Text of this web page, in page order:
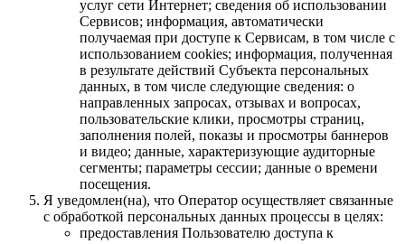
услуг сети Интернет; сведения об использовании
Сервисов; информация, автоматически
получаемая при доступе к Сервисам, в том числе с
использованием cookies; информация, полученная
в результате действий Субъекта персональных
данных, в том числе следующие сведения: о
направленных запросах, отзывах и вопросах,
пользовательские клики, просмотры страниц,
заполнения полей, показы и просмотры баннеров
и видео; данные, характеризующие аудиторные
сегменты; параметры сессии; данные о времени
посещения.
Я уведомлен(на), что Оператор осуществляет связанные
с обработкой персональных данных процессы в целях:
предоставления Пользователю доступа к